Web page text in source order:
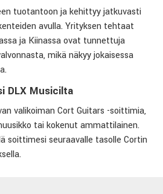
tuotantoon ja kehittyy jatkuvasti
avulla. Yrityksen tehtaat
ja Kiinassa ovat tunnettuja
mikä näkyy jokaisessa
DLX Musicilta
valikoiman Cort Guitars -soittimia,
tai kokenut ammattilainen.
soittimesi seuraavalle tasolle Cortin